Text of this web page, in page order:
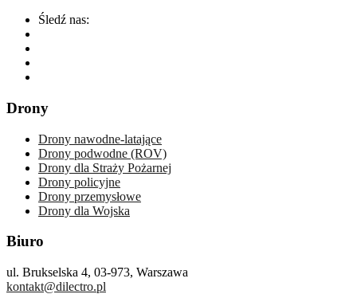
Śledź nas:
Drony
Drony nawodne-latające
Drony podwodne (ROV)
Drony dla Straży Pożarnej
Drony policyjne
Drony przemysłowe
Drony dla Wojska
Biuro
ul. Brukselska 4, 03-973, Warszawa
kontakt@dilectro.pl